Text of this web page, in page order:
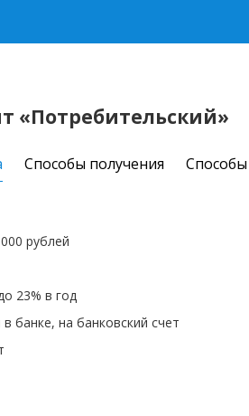
«Потребительский»
Способы получения
рублей
23% в год
банке, на банковский счет